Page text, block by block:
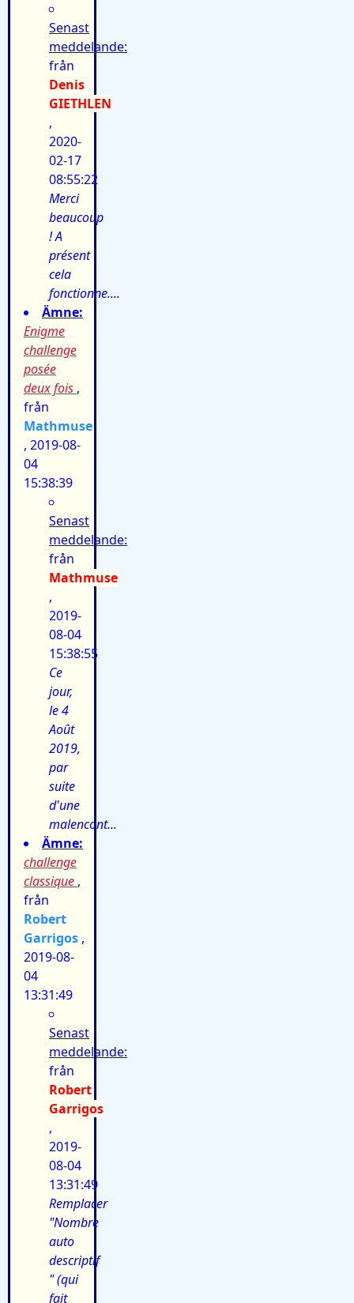
Senast
meddelande:
från
Denis
GIETHLEN
,
2020-
02-17
08:55:22
Merci
beaucoup
! A
présent
cela
fonctionne....
Ämne:
Enigme
challenge
posée
deux fois ,
från
Mathmuse
, 2019-08-
04
15:38:39
Senast
meddelande:
från
Mathmuse
,
2019-
08-04
15:38:55
Ce
jour,
le 4
Août
2019,
par
suite
d'une
malencont...
Ämne:
challenge
classique ,
från
Robert
Garrigos ,
2019-08-
04
13:31:49
Senast
meddelande:
från
Robert
Garrigos
,
2019-
08-04
13:31:49
Remplacer
"Nombre
auto
descriptif
" (qui
fait